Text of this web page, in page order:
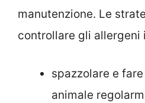
manutenzione. Le
controllare gli allergeni
spazzolare e
animale